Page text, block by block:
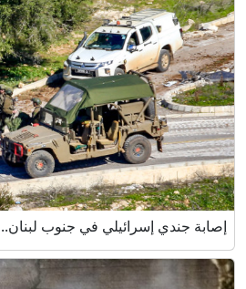
إصابة جندي إسرائيلي في جنوب